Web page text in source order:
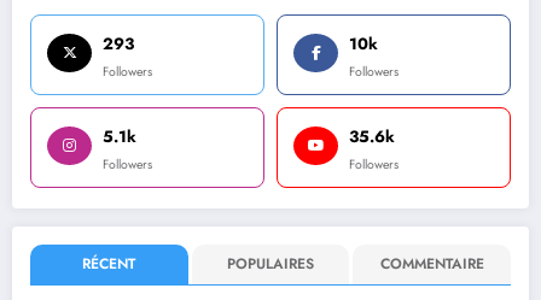
293
Followers
10k
Followers
5.1k
Followers
35.6k
Followers
RÉCENT POPULAIRES COMMENTAIRE